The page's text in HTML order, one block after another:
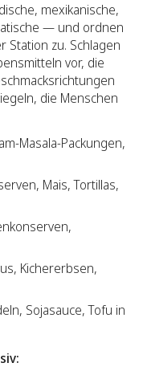
mexikanische,
— und ordnen
Station zu. Schlagen
vor, die
die Menschen
Masala-Packungen,
Mais, Tortillas,
Kichererbsen,
Sojasauce, Tofu in